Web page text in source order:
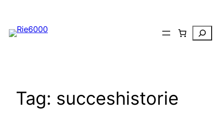
indhold
Search
Tag: succeshistorie